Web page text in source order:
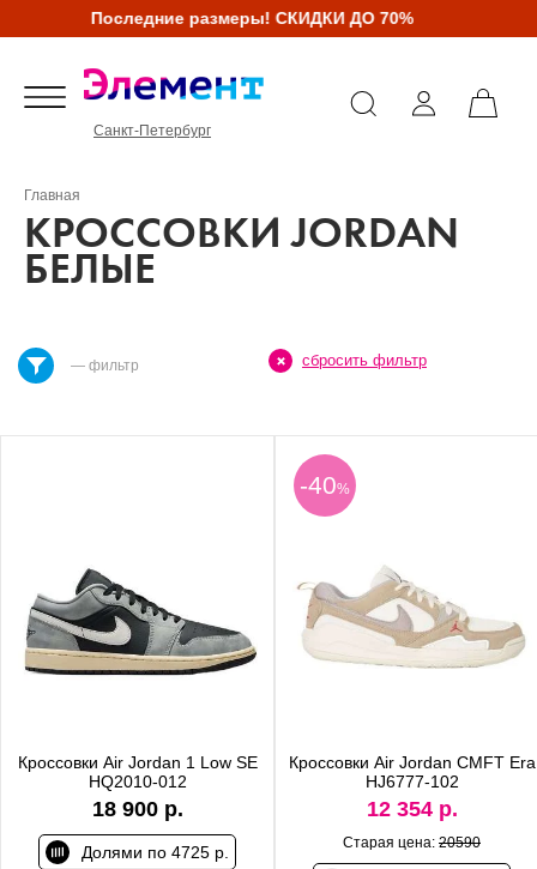
Последние размеры! СКИДКИ ДО 70%
Санкт-Петербург
Главная
КРОССОВКИ JORDAN
БЕЛЫЕ
— фильтр сбросить фильтр
Кроссовки Air Jordan 1 Low SE
HQ2010-012
18 900 р.
Долями по 4725 р.
-40%
Кроссовки Air Jordan CMFT Era
HJ6777-102
12 354 р.
Старая цена: 20590